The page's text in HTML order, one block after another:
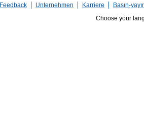
Feedback Unternehmen Karriere
Basın-
Choose your